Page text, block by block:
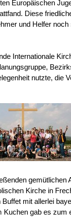
Europäischen
Diese
und Helfer
Internationale
nutzte, die
gemütlichen
Kirche in
mit allerlei
gab es zum